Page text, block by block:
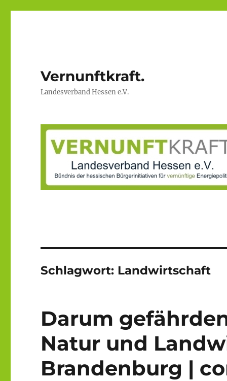
Vernunftkraft.
Landesverband Hessen e.V.
Schlagwort: Landwirtschaft
Darum
Natur und
Brandenburg |